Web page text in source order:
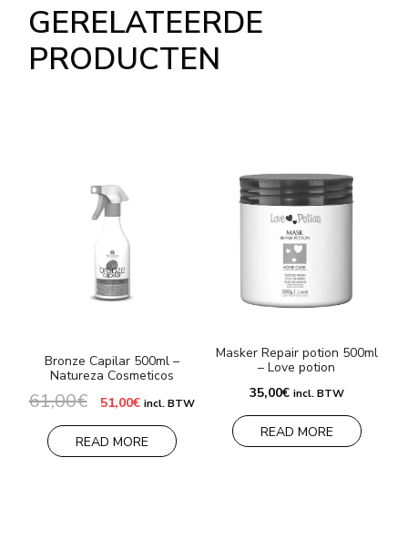
GERELATEERDE
PRODUCTEN
Bronze Capilar 500ml –
Natureza Cosmeticos
61,00€ Oorspronkelijke
prijs
was:
61,00€.
51,00€Huidige
is:
51,00€.
incl. BTW
READ MORE
Masker Repair potion 500ml
– Love potion
35,00€ incl. BTW
READ MORE